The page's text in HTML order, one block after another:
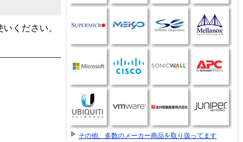
ください。
その他、多数のメーカー商品を取り扱ってます